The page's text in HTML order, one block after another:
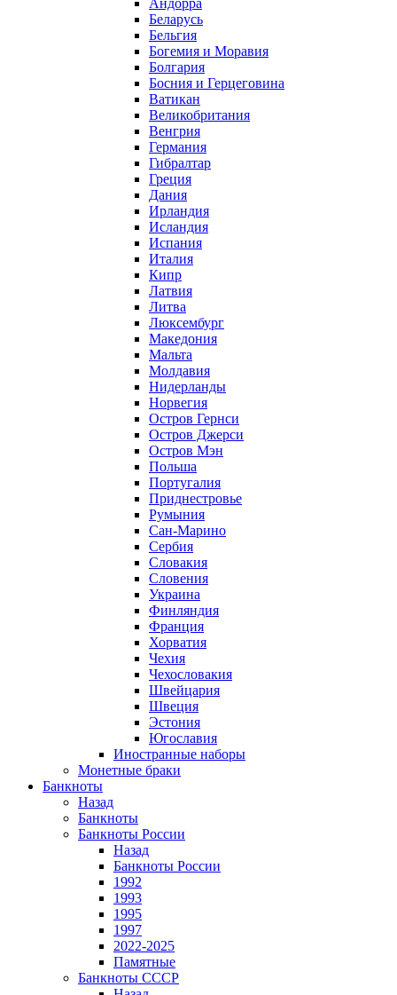
Андорра
Беларусь
Бельгия
Богемия и Моравия
Болгария
Босния и Герцеговина
Ватикан
Великобритания
Венгрия
Германия
Гибралтар
Греция
Дания
Ирландия
Исландия
Испания
Италия
Кипр
Латвия
Литва
Люксембург
Македония
Мальта
Молдавия
Нидерланды
Норвегия
Остров Гернси
Остров Джерси
Остров Мэн
Польша
Португалия
Приднестровье
Румыния
Сан-Марино
Сербия
Словакия
Словения
Украина
Финляндия
Франция
Хорватия
Чехия
Чехословакия
Швейцария
Швеция
Эстония
Югославия
Иностранные наборы
Монетные браки
Банкноты
Назад
Банкноты
Банкноты России
Назад
Банкноты России
1992
1993
1995
1997
2022-2025
Памятные
Банкноты СССР